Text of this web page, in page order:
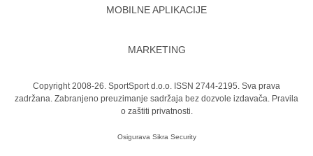
MOBILNE APLIKACIJE
MARKETING
Copyright 2008-26. SportSport d.o.o. ISSN 2744-2195. Sva prava
zadržana. Zabranjeno preuzimanje sadržaja bez dozvole izdavača. Pravila
o zaštiti privatnosti.
Osigurava Sikra Security